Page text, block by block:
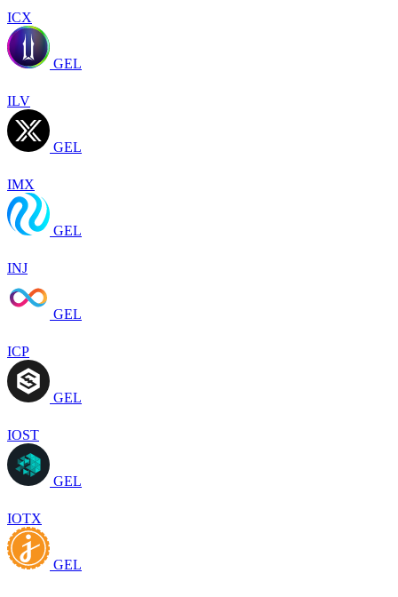
ICX
GEL
ILV
GEL
IMX
GEL
INJ
GEL
ICP
GEL
IOST
GEL
IOTX
GEL